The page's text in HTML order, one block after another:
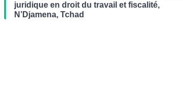
juridique en droit du travail et fiscalité,
N’Djamena, Tchad